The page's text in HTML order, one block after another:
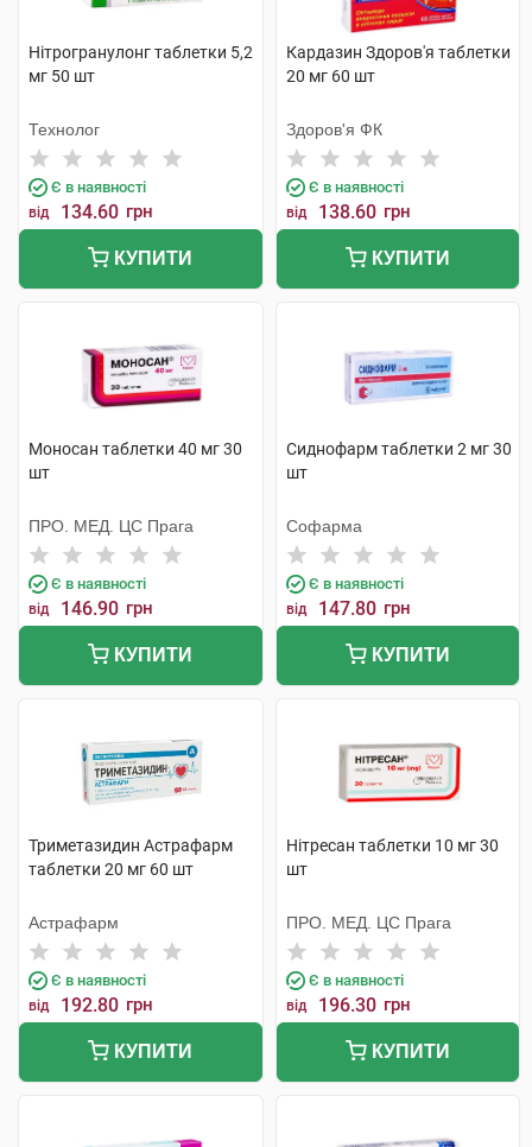
Нітрогранулонг таблетки 5,2
мг 50 шт
Технолог
Є в наявності
від 134.60 грн
КУПИТИ
Кардазин Здоров'я таблетки
20 мг 60 шт
Здоров'я ФК
Є в наявності
від 138.60 грн
КУПИТИ
Моносан таблетки 40 мг 30
шт
ПРО. МЕД. ЦС Прага
Є в наявності
від 146.90 грн
КУПИТИ
Сиднофарм таблетки 2 мг 30
шт
Софарма
Є в наявності
від 147.80 грн
КУПИТИ
Триметазидин Астрафарм
таблетки 20 мг 60 шт
Астрафарм
Є в наявності
від 192.80 грн
КУПИТИ
Нітресан таблетки 10 мг 30
шт
ПРО. МЕД. ЦС Прага
Є в наявності
від 196.30 грн
КУПИТИ